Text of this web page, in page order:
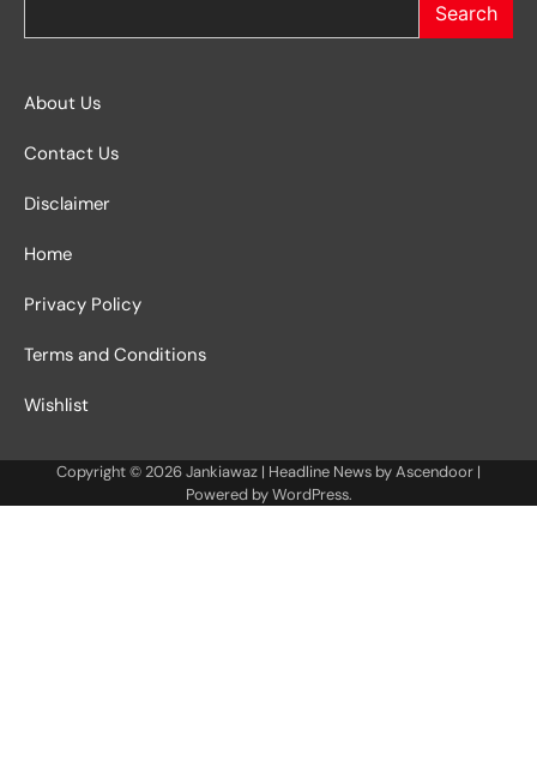
Search
About Us
Contact Us
Disclaimer
Home
Privacy Policy
Terms and Conditions
Wishlist
Copyright © 2026Jankiawaz | Headline News byAscendoor |
Powered byWordPress.